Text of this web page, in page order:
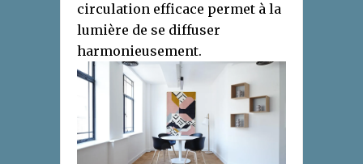
circulation efficace permet à la
lumière de se diffuser
harmonieusement.